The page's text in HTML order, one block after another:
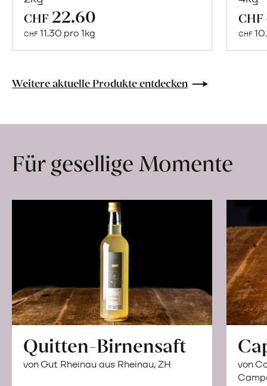
CHF 22.60
CHF 11.30 pro 1kg
Naturbelassene
Lebensmittel
Hof
erfahren
CHF
CHF
Weitere aktuelle Produkte entdecken
Für gesellige Momente
Quitten-Birnensaft
von Gut Rheinau aus Rheinau, ZH
von